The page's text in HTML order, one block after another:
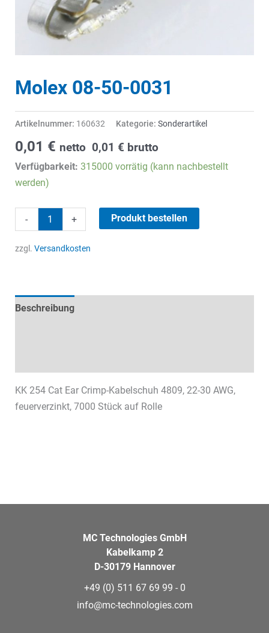
Molex 08-50-0031
Artikelnummer: 160632 Kategorie: Sonderartikel
0,01 € netto 0,01 € brutto
Verfügbarkeit: 315000 vorrätig (kann nachbestellt
werden)
-
08-
50-
+ Produkt bestellen
zzgl. Versandkosten
Beschreibung
KK 254 Cat Ear Crimp-Kabelschuh 4809, 22-30 AWG,
feuerverzinkt, 7000 Stück auf Rolle
MC Technologies GmbH
Kabelkamp 2
D-30179 Hannover
+49 (0) 511 67 69 99 - 0
info@mc-technologies.com